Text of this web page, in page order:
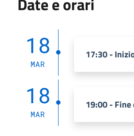
18
MAR
17:30 -
18
MAR
19:00 - Fine